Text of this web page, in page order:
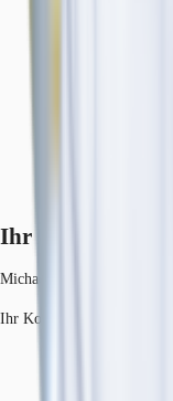
Ihr Kontakt
Michael Kusen
Ihr Kontakt